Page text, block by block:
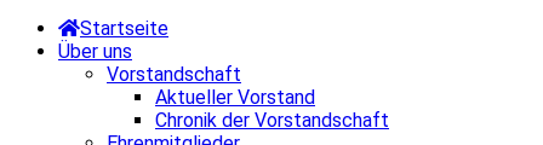
Startseite
Über uns
Vorstandschaft
Aktueller Vorstand
Chronik der Vorstandschaft